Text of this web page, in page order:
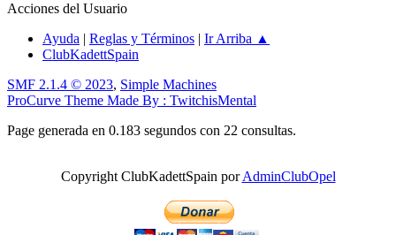
Acciones del Usuario
Ayuda | Reglas y Términos | Ir Arriba ▲
ClubKadettSpain
SMF 2.1.4 © 2023, Simple Machines
ProCurve Theme Made By : TwitchisMental
Page generada en 0.183 segundos con 22 consultas.
Copyright ClubKadettSpain porAdminClubOpel